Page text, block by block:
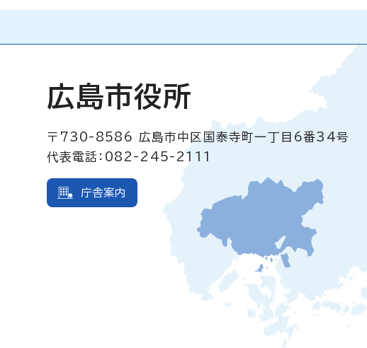
広島市役所
〒730-8586
広島市中区国泰寺町一丁目6番34号
代表電話：082-245-2111
庁舎案内